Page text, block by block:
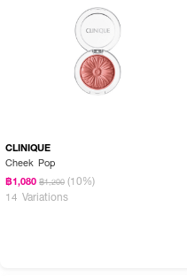
CLINIQUE
Cheek Pop
฿1,080 ฿1,200 (10%)
14 Variations